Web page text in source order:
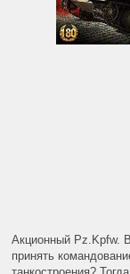
Акционный Pz.Kpfw.
принять